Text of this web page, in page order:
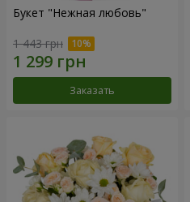
Букет "Нежная любовь"
1 443 грн
Заказать